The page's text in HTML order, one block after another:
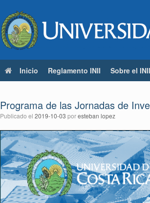
Inicio Reglamento INII Sobre el INII
Programa de las Jornadas de
Publicado el 2019-10-03 poresteban lopez